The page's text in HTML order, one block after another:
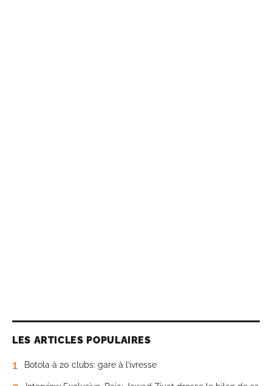
LES ARTICLES POPULAIRES
1 Botola à 20 clubs: gare à l’ivresse